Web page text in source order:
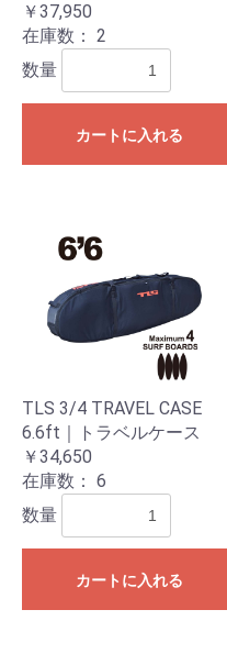
￥37,950
在庫数： 2
数量
カートに入れる
TLS 3/4 TRAVEL CASE
6.6ft｜トラベルケース
￥34,650
在庫数： 6
数量
カートに入れる